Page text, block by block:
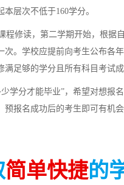
层次不低于160学分。
修读，第二学期开始，根据
。学校应提前向考生公布各
足够的学分且所有科目考试
学分才能毕业”，希望对想报
预报名成功后的考生即可有机
简单快捷的